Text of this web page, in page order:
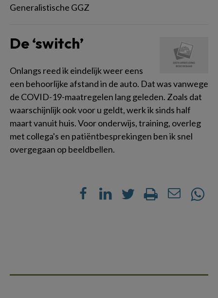
Generalistische GGZ
De ‘switch’
Onlangs reed ik eindelijk weer eens
een behoorlijke afstand in de auto. Dat was vanwege
de COVID-19-maatregelen lang geleden. Zoals dat
waarschijnlijk ook voor u geldt, werk ik sinds half
maart vanuit huis. Voor onderwijs, training, overleg
met collega's en patiëntbesprekingen ben ik snel
overgegaan op beeldbellen.